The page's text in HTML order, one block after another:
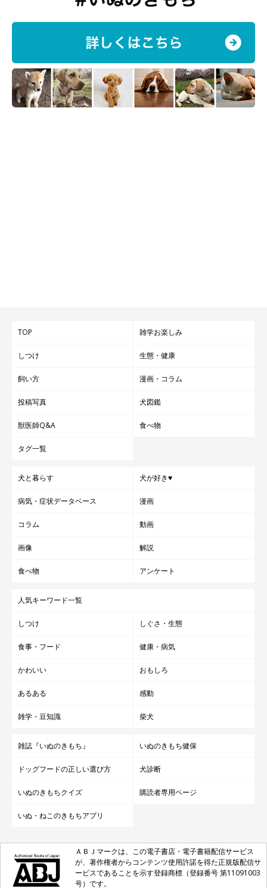
TOP 雑学お楽しみ
しつけ 生態・健康
飼い方 漫画・コラム
投稿写真 犬図鑑
獣医師Q&A 食べ物
タグ一覧
犬と暮らす 犬が好き♥
病気・症状データベース 漫画
コラム 動画
画像 解説
食べ物 アンケート
人気キーワード一覧
しつけ しぐさ・生態
食事・フード 健康・病気
かわいい おもしろ
あるある 感動
雑学・豆知識 柴犬
雑誌『いぬのきもち』 いぬのきもち健保
ドッグフードの正しい選び方 犬診断
いぬのきもちクイズ 購読者専用ページ
いぬ・ねこのきもちアプリ
ＡＢＪマークは、この電子書店・電子書籍配信サービス
が、著作権者からコンテンツ使用許諾を得た正規版配信サ
ービスであることを示す登録商標（登録番号 第11091003
号）です。